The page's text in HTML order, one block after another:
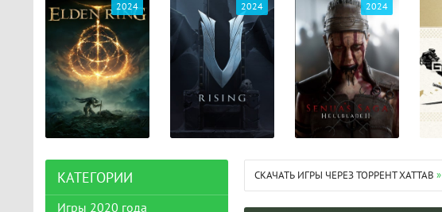
2024 2024 2024
СКАЧАТЬ ИГРЫ ЧЕРЕЗ ТОРРЕНТ XATTAB »
КАТЕГОРИИ
Игры 2020 года